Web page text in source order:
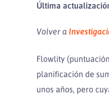
Última
Volver a
Flowlity
planificación de
unos años, pero